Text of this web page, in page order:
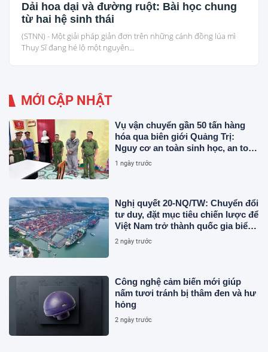
Dải hoa dại và đường ruột: Bài học chung
từ hai hệ sinh thái
(STNN) - Một giải pháp giản đơn trên những cánh đồng lúa mì
Thụy Sĩ đang hé lộ một nguyên...
MỚI CẬP NHẬT
Vụ vận chuyển gần 50 tấn hàng
hóa qua biên giới Quảng Trị:
Nguy cơ an toàn sinh học, an toàn
thực phẩm từ sản phẩm động vật
1 ngày trước
Nghị quyết 20-NQ/TW: Chuyển đổi
tư duy, đặt mục tiêu chiến lược để
Việt Nam trở thành quốc gia biển
mạnh
2 ngày trước
Công nghệ cảm biến mới giúp
nấm tươi tránh bị thâm đen và hư
hỏng
2 ngày trước